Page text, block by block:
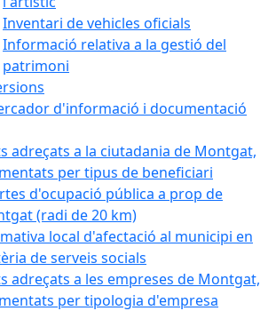
Inventari de vehicles oficials
Informació relativa a la gestió del
patrimoni
d'informació i documentació
adreçats a la ciutadania de Montgat,
per tipus de beneficiari
d'ocupació pública a prop de
(radi de 20 km)
local d'afectació al municipi en
de serveis socials
adreçats a les empreses de Montgat,
per tipologia d'empresa